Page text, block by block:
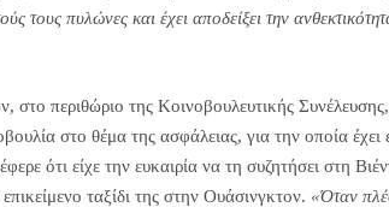
πυλώνες και έχει αποδείξει την
στο περιθώριο της Κοινοβουλευτικής
στο θέμα της ασφάλειας, για την οποία έχει
ότι είχε την ευκαιρία να τη συζητήσει στη
ταξίδι της στην Ουάσινγκτον. «Όταν